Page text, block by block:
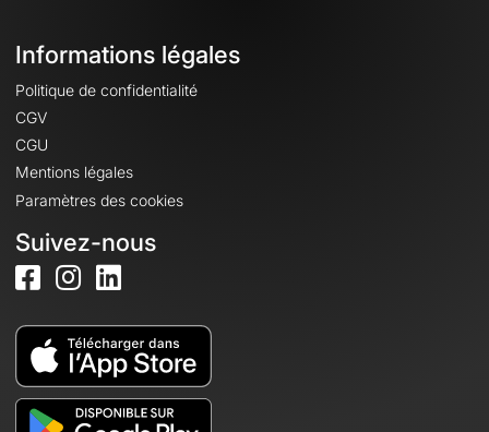
Informations légales
Politique de confidentialité
CGV
CGU
Mentions légales
Paramètres des cookies
Suivez-nous